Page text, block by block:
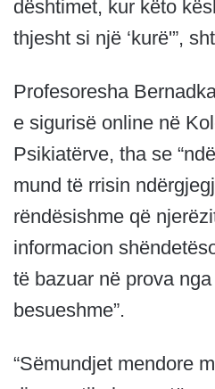
dështimet, kur këto
thjesht si një ‘kurë'”,
Profesoresha
e sigurisë online në
Psikiatërve, tha se
mund të rrisin
rëndësishme që
informacion
të bazuar në prova
besueshme”.
“Sëmundjet mendore